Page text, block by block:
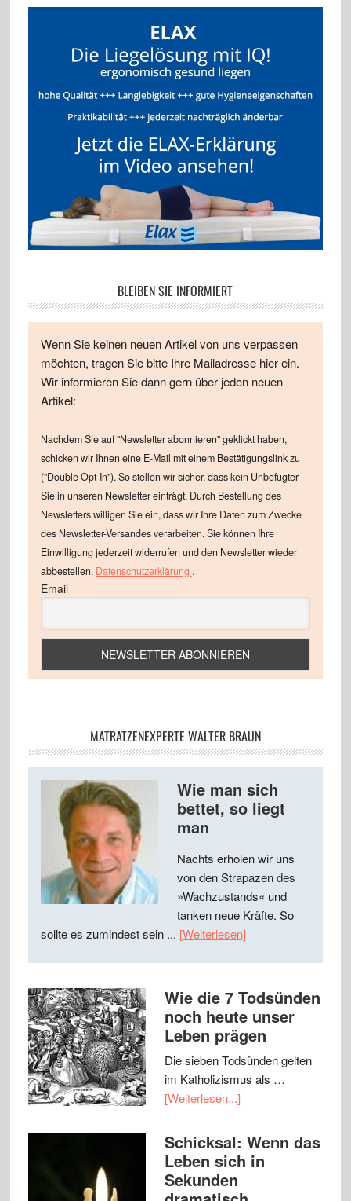
BLEIBEN SIE INFORMIERT
Wenn Sie keinen neuen Artikel von uns verpassen
möchten, tragen Sie bitte Ihre Mailadresse hier ein.
Wir informieren Sie dann gern über jeden neuen
Artikel:
Nachdem Sie auf "Newsletter abonnieren" geklickt haben,
schicken wir Ihnen eine E-Mail mit einem Bestätigungslink zu
("Double Opt-In"). So stellen wir sicher, dass kein Unbefugter
Sie in unseren Newsletter einträgt. Durch Bestellung des
Newsletters willigen Sie ein, dass wir Ihre Daten zum Zwecke
des Newsletter-Versandes verarbeiten. Sie können Ihre
Einwilligung jederzeit widerrufen und den Newsletter wieder
abbestellen. Datenschutzerklärung .
Email
MATRATZENEXPERTE WALTER BRAUN
Wie man sich
bettet, so liegt
man
Nachts erholen wir uns
von den Strapazen des
»Wachzustands« und
tanken neue Kräfte. So
sollte es zumindest sein ... [Weiterlesen]
Wie die 7 Todsünden
noch heute unser
Leben prägen
Die sieben Todsünden gelten
im Katholizismus als …
[Weiterlesen...]
Schicksal: Wenn das
Leben sich in
Sekunden